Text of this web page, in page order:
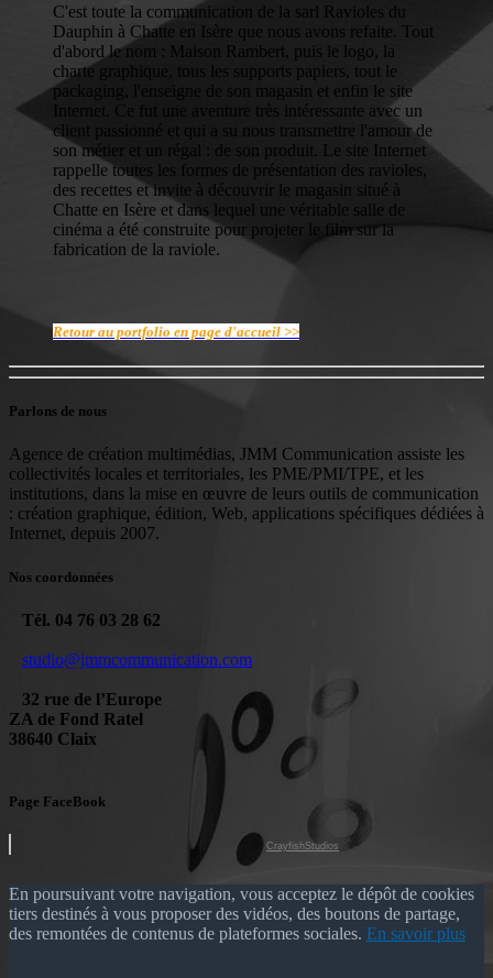
C'est toute la communication de la sarl Ravioles du
Dauphin à Chatte en Isère que nous avons refaite. Tout
d'abord le nom : Maison Rambert, puis le logo, la
charte graphique, tous les supports papiers, tout le
packaging, l'enseigne de son magasin et enfin le site
Internet. Ce fut une aventure très intéressante avec un
client passionné et qui a su nous transmettre l'amour de
son métier et un régal : de son produit. Le site Internet
rappelle toutes les formes de présentation des ravioles,
des recettes et invite à découvrir le magasin situé à
Chatte en Isère et dans lequel une véritable salle de
cinéma a été construite pour projeter le film sur la
fabrication de la raviole.
Retour au portfolio en page d'accueil >>
Parlons de nous
Agence de création multimédias, JMM Communication assiste les
collectivités locales et territoriales, les PME/PMI/TPE, et les
institutions, dans la mise en œuvre de leurs outils de communication
: création graphique, édition, Web, applications spécifiques dédiées à
Internet, depuis 2007.
Nos coordonnées
Tél. 04 76 03 28 62
studio@jmmcommunication.com
32 rue de l’Europe
ZA de Fond Ratel
38640 Claix
Page FaceBook
CrayfishStudios
En poursuivant votre navigation, vous acceptez le dépôt de cookies
tiers destinés à vous proposer des vidéos, des boutons de partage,
des remontées de contenus de plateformes sociales. En savoir plus